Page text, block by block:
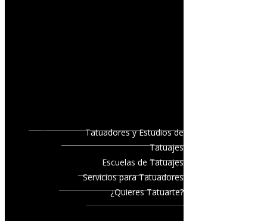
Tatuadores y Estudios de
Tatuajes
Escuelas de Tatuajes
Servicios para Tatuadores
¿Quieres Tatuarte?